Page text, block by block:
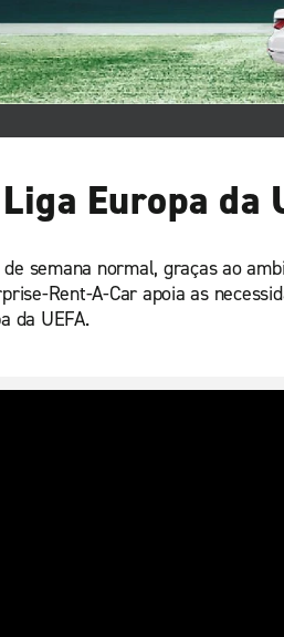
Europa da
semana normal, graças ao
Rent-A-Car apoia as
da UEFA.